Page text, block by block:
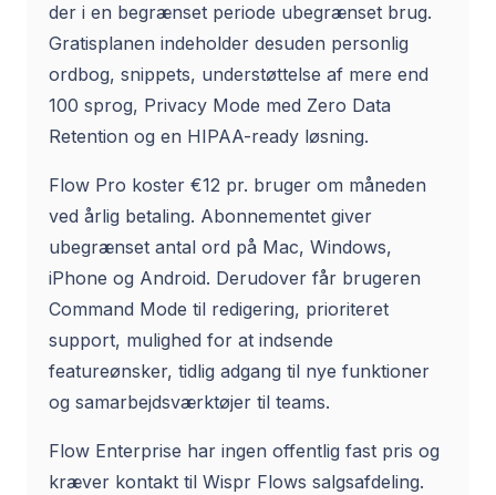
der i en begrænset periode ubegrænset brug.
Gratisplanen indeholder desuden personlig
ordbog, snippets, understøttelse af mere end
100 sprog, Privacy Mode med Zero Data
Retention og en HIPAA-ready løsning.
Flow Pro koster €12 pr. bruger om måneden
ved årlig betaling. Abonnementet giver
ubegrænset antal ord på Mac, Windows,
iPhone og Android. Derudover får brugeren
Command Mode til redigering, prioriteret
support, mulighed for at indsende
featureønsker, tidlig adgang til nye funktioner
og samarbejdsværktøjer til teams.
Flow Enterprise har ingen offentlig fast pris og
kræver kontakt til Wispr Flows salgsafdeling.